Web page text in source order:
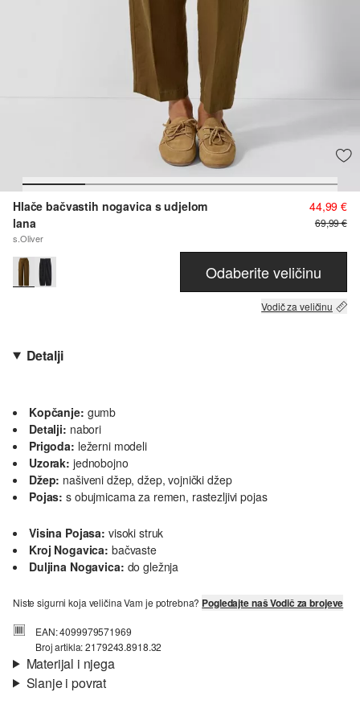
Hlače bačvastih nogavica s udjelom
lana
s.Oliver
44,99 €
69,99 €
Odaberite veličinu
Vodič za veličinu
Detalji
Kopčanje: gumb
Detalji: nabori
Prigoda: ležerni modeli
Uzorak: jednobojno
Džep: našiveni džep, džep, vojnički džep
Pojas: s obujmicama za remen, rastezljivi pojas
Visina Pojasa: visoki struk
Kroj Nogavica: bačvaste
Duljina Nogavica: do gležnja
Niste sigurni koja veličina Vam je potrebna? Pogledajte naš Vodič za brojeve
EAN: 4099979571969
Broj artikla: 2179243.8918.32
Materijal i njega
Slanje i povrat